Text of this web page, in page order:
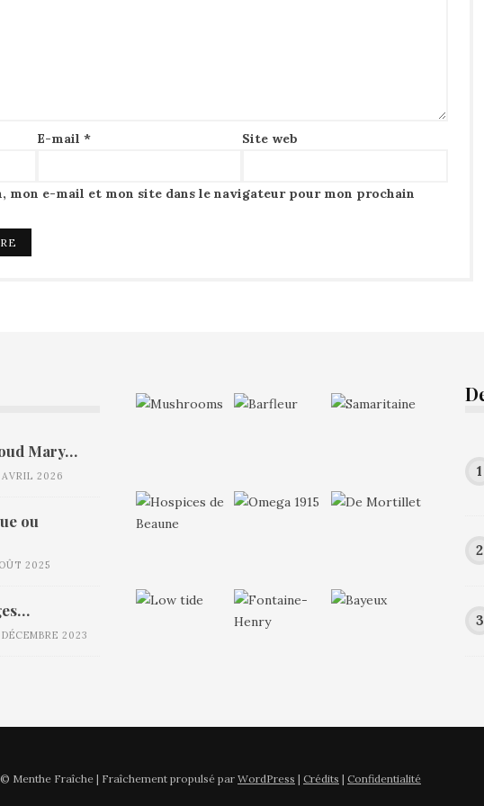
E-mail * Site web
mon e-mail et mon site dans le navigateur pour mon prochain
Mary…
AVRIL 2026
ou
2025
2023
© Menthe Fraîche | Fraîchement propulsé par WordPress | Crédits | Confidentialité